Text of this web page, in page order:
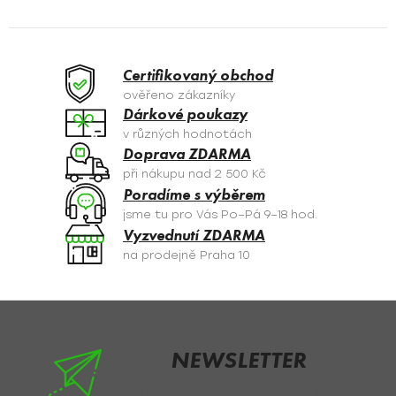
á
c
í
p
r
v
k
y
v
ý
p
s
Certifikovaný obchod
ověřeno zákazníky
Dárkové poukazy
v různých hodnotách
Doprava ZDARMA
při nákupu nad 2 500 Kč
Poradíme s výběrem
jsme tu pro Vás Po–Pá 9–18 hod.
Vyzvednutí ZDARMA
na prodejně Praha 10
NEWSLETTER